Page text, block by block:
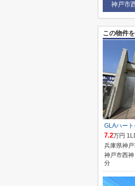
神戸市
この物件
GLAハート
7.2万円
兵庫県神
神戸市西
分